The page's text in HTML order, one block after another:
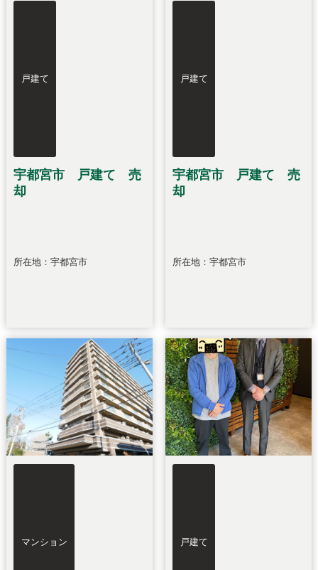
戸建て
宇都宮市 戸建て 売
却
所在地：宇都宮市
戸建て
宇都宮市 戸建て 売
却
所在地：宇都宮市
マンション 戸建て